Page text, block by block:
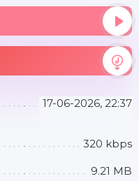
17-06-2026, 22:37
320 kbps
9.21 MB